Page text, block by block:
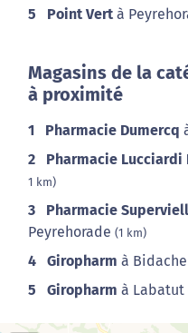
5 Point Vert à
Magasins de la
à proximité
1 Pharmacie Dumercq
2 Pharmacie Lucciardi
1 km)
3 Pharmacie
Peyrehorade (1 km)
4 Giropharm à Bidache
5 Giropharm à Labatut